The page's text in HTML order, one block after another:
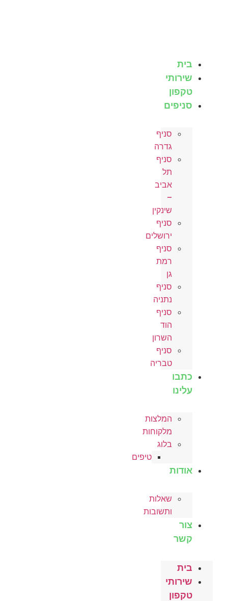
בית
שירותי
טקפון
סניפים
סניף
גדרה
סניף
תל
אביב
–
שינקין
סניף
ירושלים
סניף
רמת
גן
סניף
נתניה
סניף
הוד
השרון
סניף
טבריה
כתבו
עלינו
המלצות
מלקוחות
בלוג
טיפים
אודות
שאלות
ותשובות
צור
קשר
בית
שירותי
טקפון